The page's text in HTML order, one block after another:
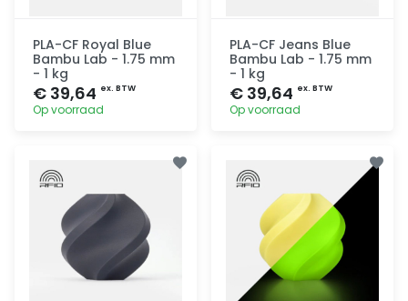
PLA-CF Royal Blue
Bambu Lab - 1.75 mm
- 1 kg
€ 39,64 ex. BTW
Op voorraad
PLA-CF Jeans Blue
Bambu Lab - 1.75 mm
- 1 kg
€ 39,64 ex. BTW
Op voorraad